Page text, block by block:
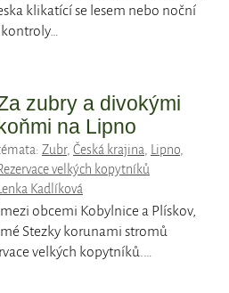
klikatící se lesem nebo noční
zubry a divokými
koňmi na Lipno
Zubr, Česká krajina, Lipno,
velkých kopytníků
Kadlíková
obcemi Kobylnice a Plískov,
Stezky korunami stromů
velkých kopytníků.…